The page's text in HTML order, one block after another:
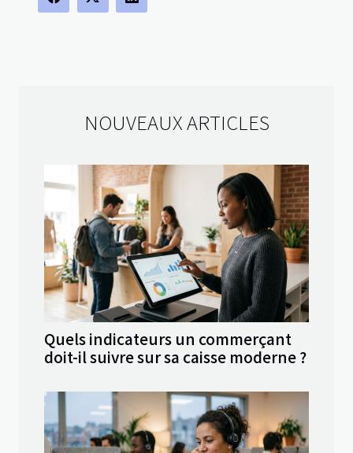
NOUVEAUX ARTICLES
Quels indicateurs un commerçant
doit-il suivre sur sa caisse moderne ?